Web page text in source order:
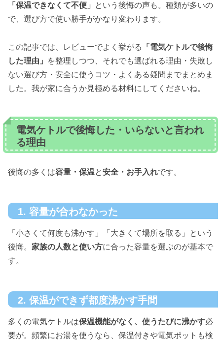
「保温できなくて不便」
という後悔の声も。種類が多いの
で、選び方で使い勝手がかなり変わります。
この記事では、レビューでよく挙がる
「電気ケトルで後悔
した理由」
を整理しつつ、それでも選ばれる理由・失敗し
ない選び方・安全に使うコツ・よくある疑問までまとめま
した。我が家に合うか見極める材料にしてくださいね。
電気ケトルで後悔した・いらないと言われ
る理由
後悔の多くは容量・保温と安全・お手入れです。
1. 容量が合わなかった
「小さくて何度も沸かす」「大きくて場所を取る」という
後悔。 家族の人数と使い方に合った容量を選ぶのが基本で
す。
2. 保温ができず都度沸かす手間
多くの電気ケトルは保温機能がなく、使うたびに沸かす必
要が。頻繁にお湯を使うなら、保温付きや電気ポットも検